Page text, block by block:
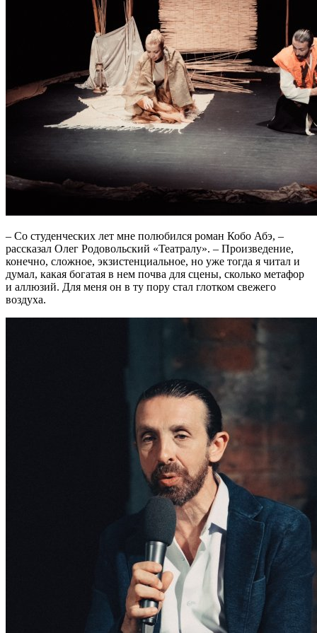
– Со студенческих лет мне полюбился роман Кобо Абэ, –
рассказал Олег Родовольский «Театралу». – Произведение,
конечно, сложное, экзистенциальное, но уже тогда я читал и
думал, какая богатая в нем почва для сцены, сколько метафор
и аллюзий. Для меня он в ту пору стал глотком свежего
воздуха.